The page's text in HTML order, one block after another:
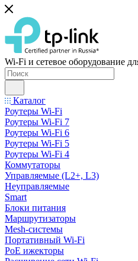
Wi-Fi и сетевое оборудование
Каталог
Роутеры Wi-Fi
Роутеры Wi-Fi 7
Роутеры Wi-Fi 6
Роутеры Wi-Fi 5
Роутеры Wi-Fi 4
Коммутаторы
Управляемые (L2+, L3)
Неуправляемые
Smart
Блоки питания
Маршрутизаторы
Mesh-системы
Портативный Wi-Fi
PoE ижекторы